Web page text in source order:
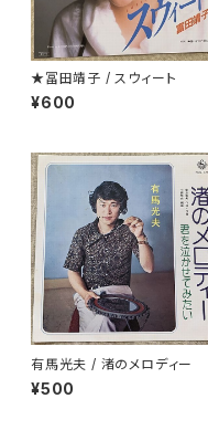
★冨田靖子 / スウィート
¥600
有馬光夫 / 渚のメロディー
¥500